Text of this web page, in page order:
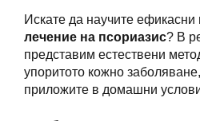
Искате да научите ефикасни
лечение на псориазис? В
представим естествени
упоритото кожно
приложите в домашни